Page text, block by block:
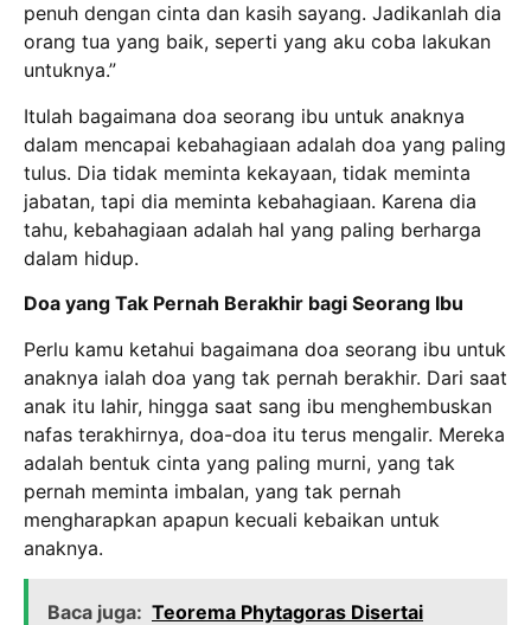
penuh dengan cinta dan kasih sayang. Jadikanlah dia
orang tua yang baik, seperti yang aku coba lakukan
untuknya.”
Itulah bagaimana doa seorang ibu untuk anaknya
dalam mencapai kebahagiaan adalah doa yang paling
tulus. Dia tidak meminta kekayaan, tidak meminta
jabatan, tapi dia meminta kebahagiaan. Karena dia
tahu, kebahagiaan adalah hal yang paling berharga
dalam hidup.
Doa yang Tak Pernah Berakhir bagi Seorang Ibu
Perlu kamu ketahui bagaimana doa seorang ibu untuk
anaknya ialah doa yang tak pernah berakhir. Dari saat
anak itu lahir, hingga saat sang ibu menghembuskan
nafas terakhirnya, doa-doa itu terus mengalir. Mereka
adalah bentuk cinta yang paling murni, yang tak
pernah meminta imbalan, yang tak pernah
mengharapkan apapun kecuali kebaikan untuk
anaknya.
Baca juga: Teorema Phytagoras Disertai